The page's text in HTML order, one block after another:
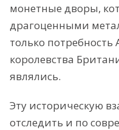
монетные дворы,
драгоценными
только потребность
королевства
являлись.
Эту историческую
отследить и по